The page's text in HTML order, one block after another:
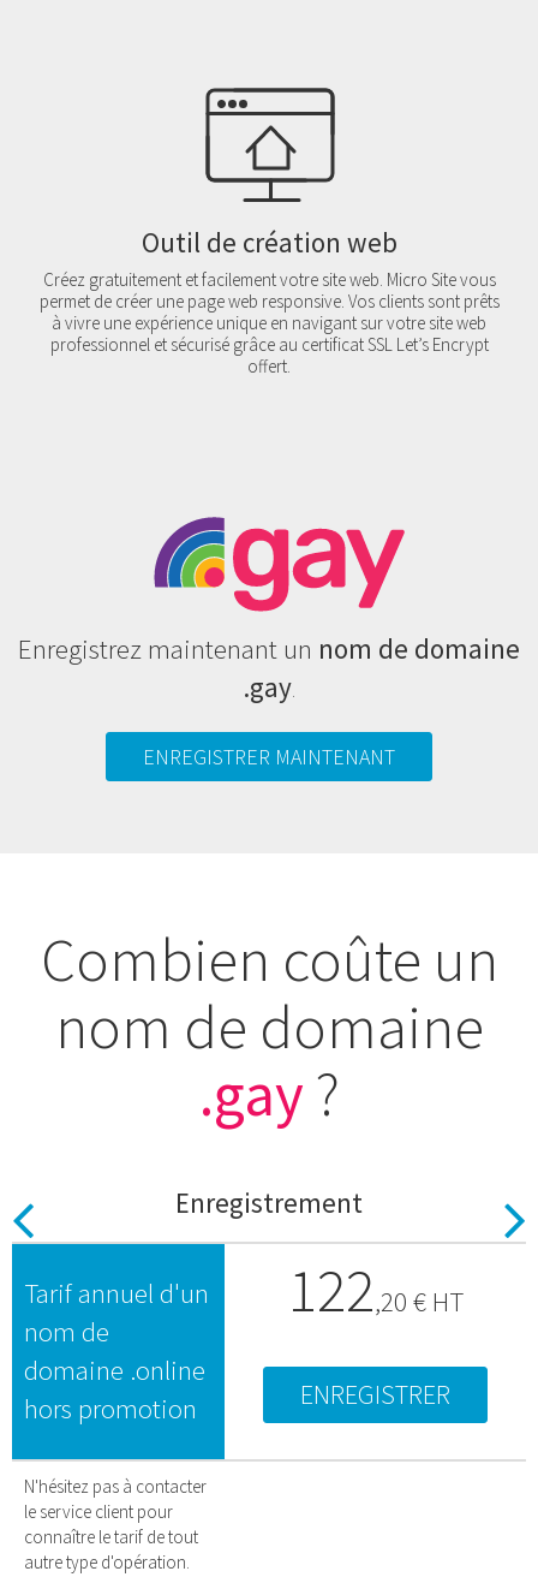
Outil de création web
Créez gratuitement et facilement votre site web. Micro Site vous
permet de créer une page web responsive. Vos clients sont prêts
à vivre une expérience unique en navigant sur votre site web
professionnel et sécurisé grâce au certificat SSL Let’s Encrypt
offert.
Enregistrez maintenant un nom de domaine
.gay.
ENREGISTRER MAINTENANT
Combien coûte un
nom de domaine
.gay?
Enregistrement
Tarif annuel d'un
nom de
domaine .online
hors promotion
122,20 € HT
ENREGISTRER
N'hésitez pas à contacter
le service client pour
connaître le tarif de tout
autre type d'opération.